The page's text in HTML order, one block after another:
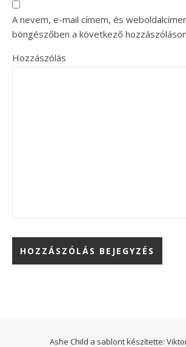
A nevem, e-mail címem, és
böngészőben a következő
Hozzászólás
Ashe Child a sablont készítette: